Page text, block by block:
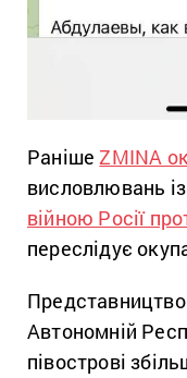
РанішеZMINA
висловлювань
війною Росії
переслідує
Автономній
півострові